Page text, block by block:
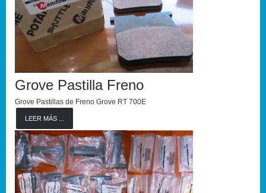
Grove Pastilla Freno
Grove Pastillas de Freno Grove RT 700E
LEER MÁS ...